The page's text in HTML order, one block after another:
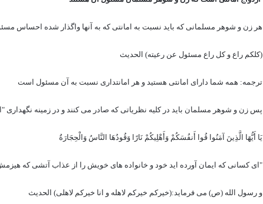
هر زن و شوهر مسلمانی که باید نسبت به امانتی که به آنها واگذار شده احساس
(کلکم راع و کل راع مسئول عن رعیته) الحدیث
ترجمه: همه شما دارای امانتی هستید و هر امانتداری نسبت به آن مسئول است
پس زن و شوهر مسلمان باید در کلیه نظریاتی که صادر می کنند و در زمینه نگهداری
يَا أَيُّهَا الَّذِينَ آمَنُوا قُوا أَنفُسَكُمْ وَأَهْلِيكُمْ نَارًا وَقُودُهَا النَّاسُ وَالْحِجَارَةُ
"ای کسانی که ایمان آورده اید خود و خانواده های خویش را از عذاب آتشی که
و رسول الله (ص) می فرماید:(خیرکم خیرکم لاهله و انا خیرکم لاهلی) الحدیث